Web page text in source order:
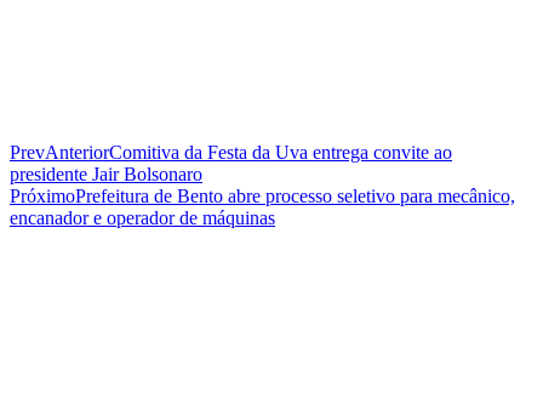
PrevAnteriorComitiva da Festa da Uva entrega convite ao
presidente Jair Bolsonaro
PróximoPrefeitura de Bento abre processo seletivo para mecânico,
encanador e operador de máquinas